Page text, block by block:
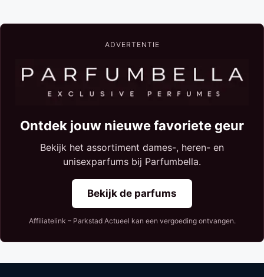
ADVERTENTIE
Ontdek jouw nieuwe favoriete geur
Bekijk het assortiment dames-, heren- en
unisexparfums bij Parfumbella.
Bekijk de parfums
Affiliatelink – Parkstad Actueel kan een vergoeding ontvangen.